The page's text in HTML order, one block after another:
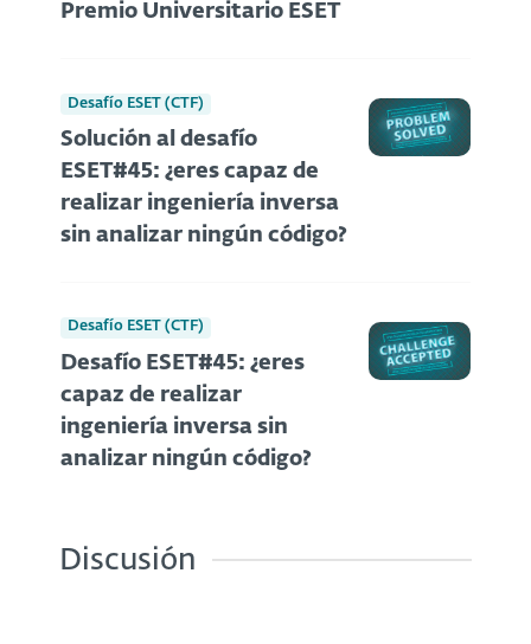
Premio Universitario ESET
Desafío ESET (CTF)
Solución al desafío
ESET#45: ¿eres capaz de
realizar ingeniería inversa
sin analizar ningún código?
Desafío ESET (CTF)
Desafío ESET#45: ¿eres
capaz de realizar
ingeniería inversa sin
analizar ningún código?
Discusión